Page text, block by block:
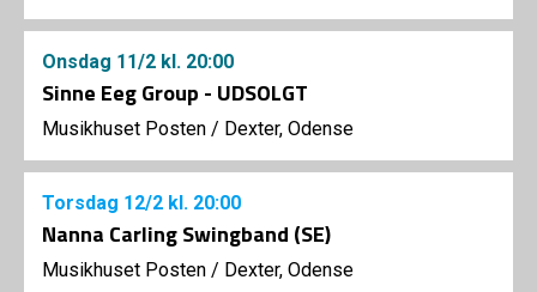
Onsdag 11/2 kl. 20:00
Sinne Eeg Group - UDSOLGT
Musikhuset Posten / Dexter, Odense
Torsdag 12/2 kl. 20:00
Nanna Carling Swingband (SE)
Musikhuset Posten / Dexter, Odense